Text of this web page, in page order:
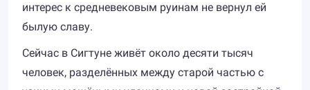
интерес к средневековым руинам не вернул ей
былую славу.
Сейчас в Сигтуне живёт около десяти тысяч
человек, разделённых между старой частью с